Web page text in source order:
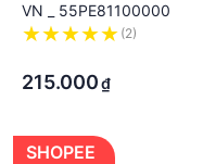
VN _ 55PE81100000
(2)
215.000₫
SHOPEE